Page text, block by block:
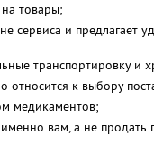
товары;
сервиса и предлагает
транспортировку и
относится к выбору
медикаментов;
вам, а не продать